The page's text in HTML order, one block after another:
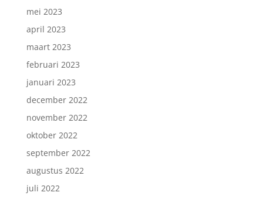
mei 2023
april 2023
maart 2023
februari 2023
januari 2023
december 2022
november 2022
oktober 2022
september 2022
augustus 2022
juli 2022